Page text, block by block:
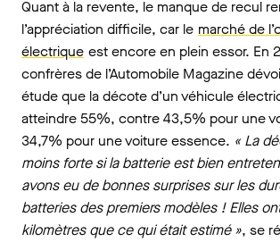
Quant à la revente, le manque de recul
l’appréciation difficile, car le marché de
électrique est encore en plein essor. En
confrères de l’Automobile Magazine
étude que la décote d’un véhicule
atteindre 55%, contre 43,5% pour une
34,7% pour une voiture essence. « La
moins forte si la batterie est bien
avons eu de bonnes surprises sur les
batteries des premiers modèles ! Elles
kilomètres que ce qui était estimé », se